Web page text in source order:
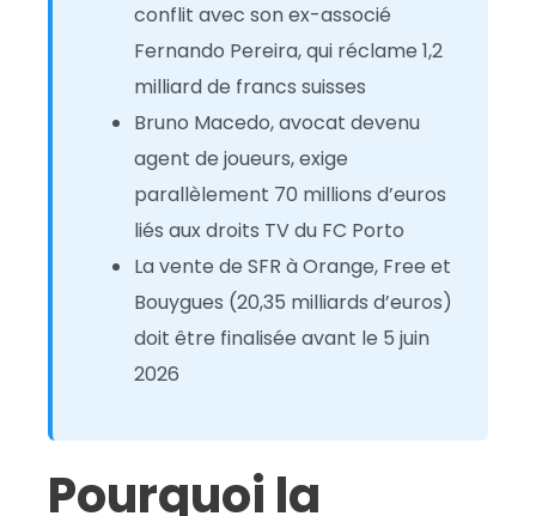
conflit avec son ex-associé
Fernando Pereira, qui réclame 1,2
milliard de francs suisses
Bruno Macedo, avocat devenu
agent de joueurs, exige
parallèlement 70 millions d’euros
liés aux droits TV du FC Porto
La vente de SFR à Orange, Free et
Bouygues (20,35 milliards d’euros)
doit être finalisée avant le 5 juin
2026
Pourquoi la